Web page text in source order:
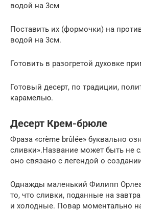
водой на 3см
Поставить их (формочки) на
водой на 3см.
Готовить в разогретой духовке
Готовый десерт, по традиции,
карамелью.
Десерт Крем-брюле
Фраза «crème brûlée» буквально
сливки».Название может быть не
оно связано с легендой о
Однажды маленький Филипп
то, что сливки, поданные на
и холодные. Повар моментально